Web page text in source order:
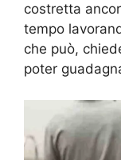
costretta
tempo
che può,
poter